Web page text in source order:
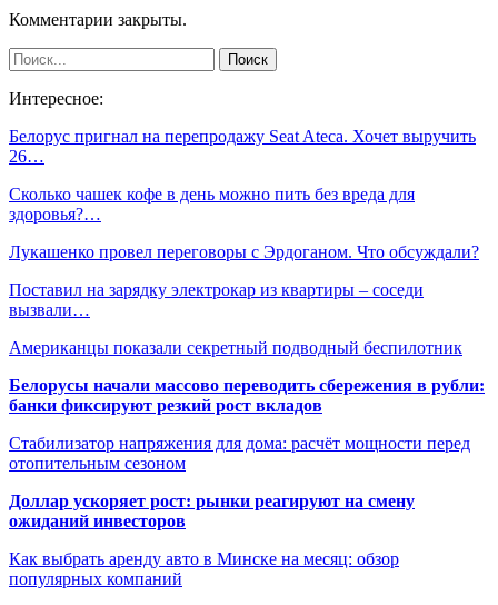
Комментарии закрыты.
Интересное:
Белорус пригнал на перепродажу Seat Ateca. Хочет выручить
26…
Сколько чашек кофе в день можно пить без вреда для
здоровья?…
Лукашенко провел переговоры с Эрдоганом. Что обсуждали?
Поставил на зарядку электрокар из квартиры – соседи
вызвали…
Американцы показали секретный подводный беспилотник
Белорусы начали массово переводить сбережения в рубли:
банки фиксируют резкий рост вкладов
Стабилизатор напряжения для дома: расчёт мощности перед
отопительным сезоном
Доллар ускоряет рост: рынки реагируют на смену
ожиданий инвесторов
Как выбрать аренду авто в Минске на месяц: обзор
популярных компаний